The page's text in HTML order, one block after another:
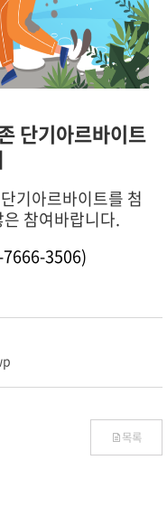
단기아르바이트
기아르바이트를 첨
참여바랍니다.
7666-3506)
목록